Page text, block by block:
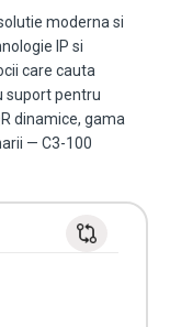
moderna si
IP si
care cauta
suport pentru
dinamice, gama
— C3-100